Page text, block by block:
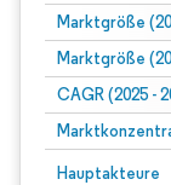
Marktgröße
Marktgröße
CAGR (2025 -
Hauptakteure